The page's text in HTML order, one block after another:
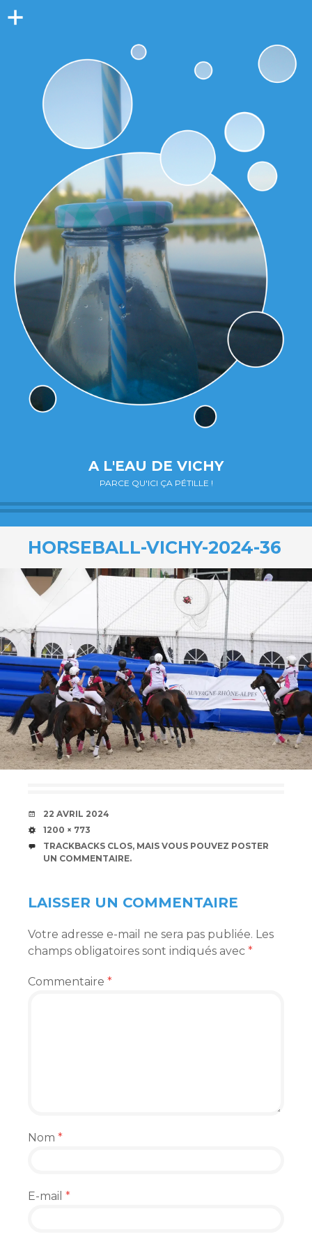
A L'EAU DE VICHY
PARCE QU'ICI ÇA PÉTILLE !
HORSEBALL-VICHY-2024-36
DATE
22 AVRIL 2024
TAILLE
1200 × 773
TRACKBACKS CLOS, MAIS VOUS POUVEZ POSTER
UN COMMENTAIRE.
LAISSER UN COMMENTAIRE
Votre adresse e-mail ne sera pas publiée. Les
champs obligatoires sont indiqués avec *
Commentaire *
Nom *
E-mail *